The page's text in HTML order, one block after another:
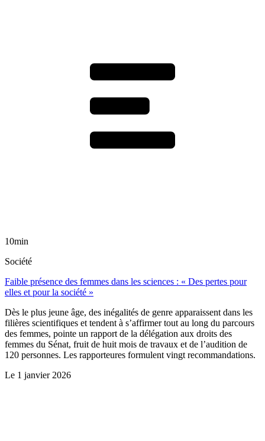
10min
Société
Faible présence des femmes dans les sciences : « Des pertes pour
elles et pour la société »
Dès le plus jeune âge, des inégalités de genre apparaissent dans les
filières scientifiques et tendent à s’affirmer tout au long du parcours
des femmes, pointe un rapport de la délégation aux droits des
femmes du Sénat, fruit de huit mois de travaux et de l’audition de
120 personnes. Les rapporteures formulent vingt recommandations.
Le 1 janvier 2026